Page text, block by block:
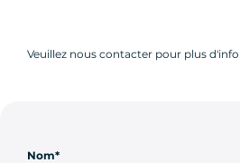
Veuillez nous contacter pour plus
Nom